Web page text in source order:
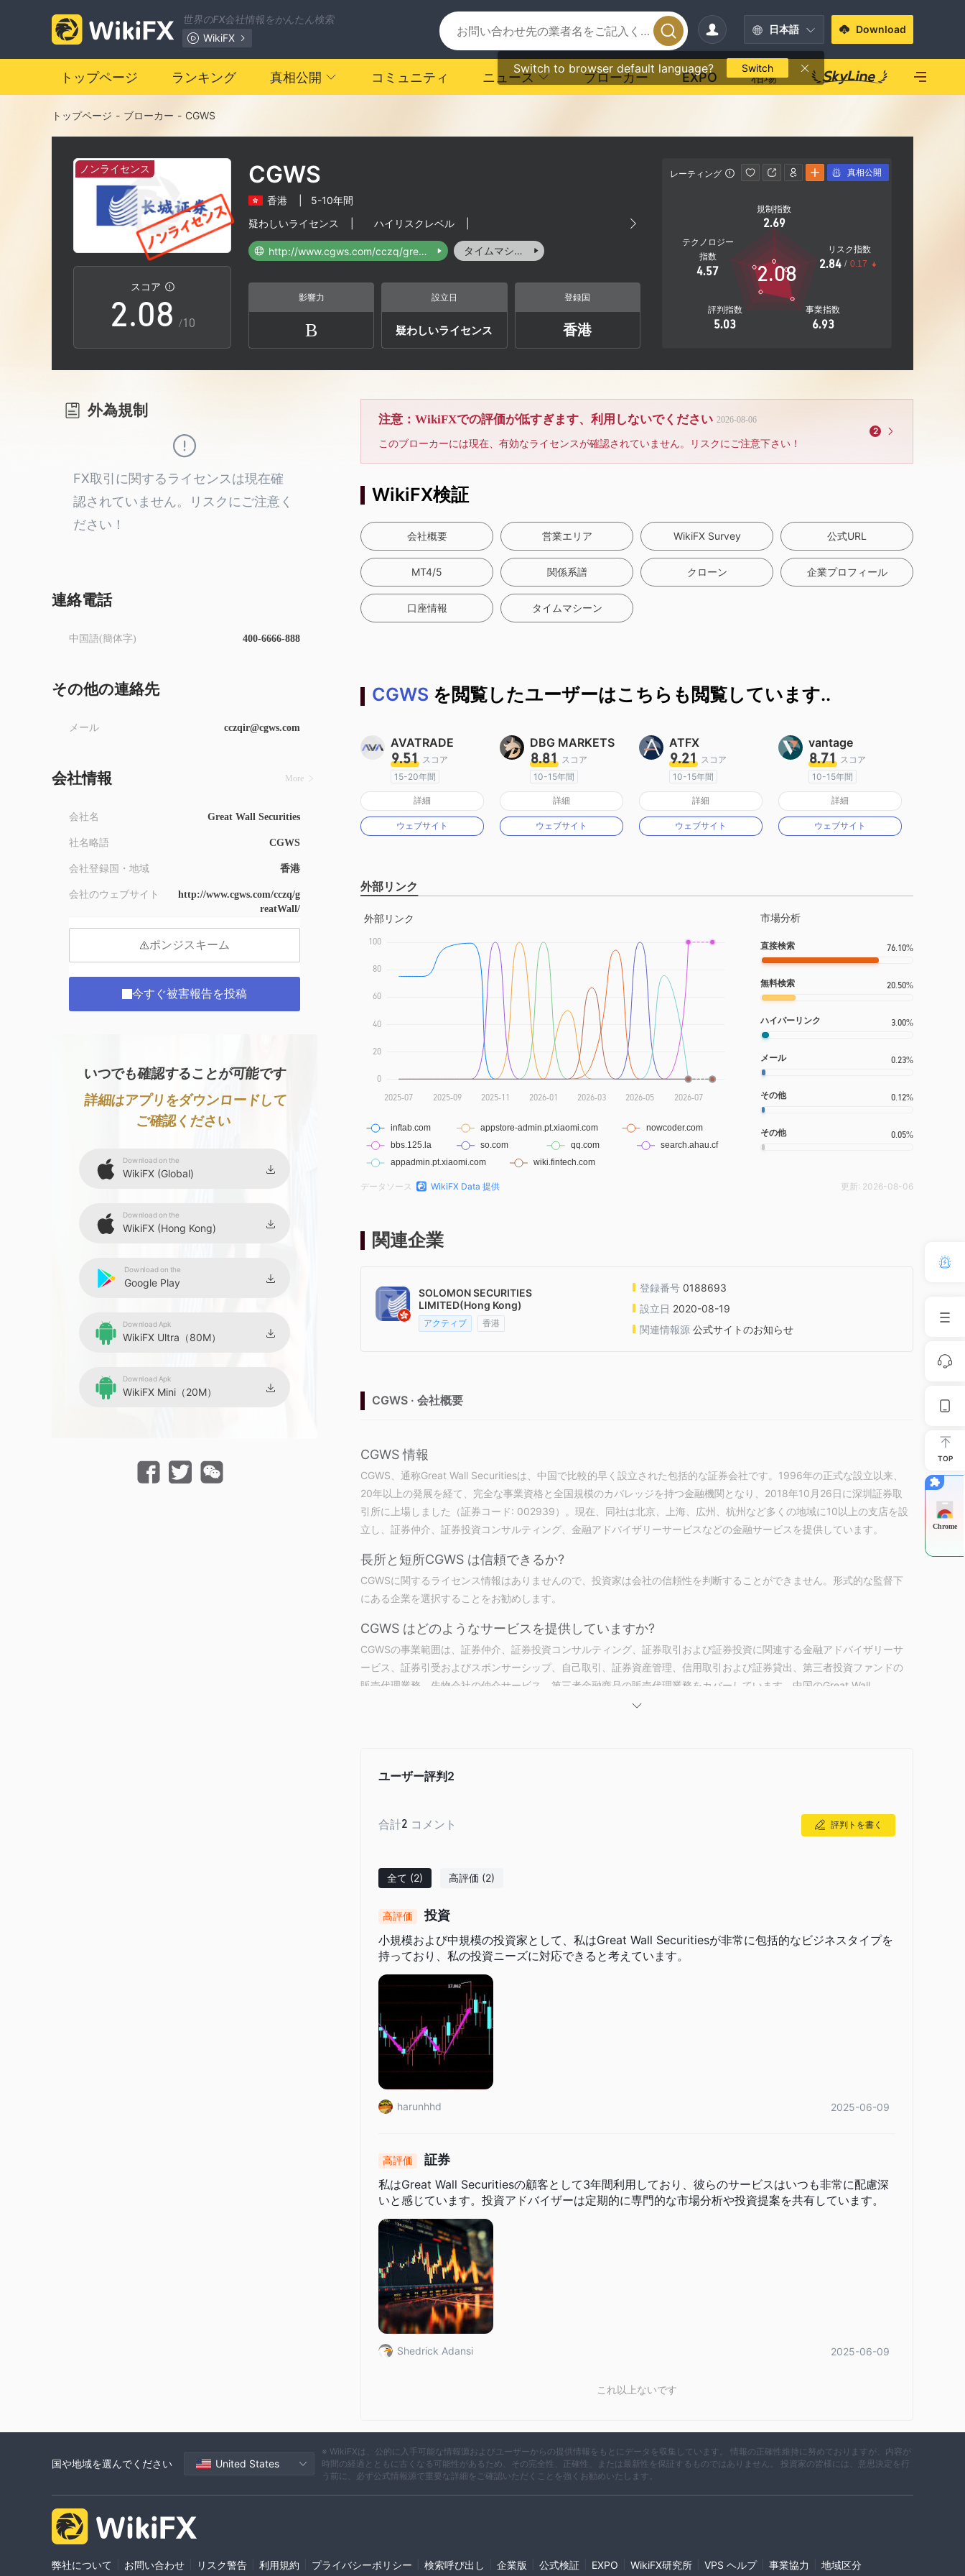
世界のFX会社情報をかんたん検索
WikiFX
日本語
Switch to browser default language? Switch
Download
トップページ ランキング 真相公開 コミュニティ ニュース ブローカー EXPO 相場
トップページ - ブローカー - CGWS
ノンライセンス
スコア
0
1
2
3
4
6
7
9
.0
1
2
4
5
9
1
2
3
4
5
6
7
8
9
/10
CGWS
香港
5-10年間
疑わしいライセンス
ハイリスクレベル
http://www.cgws.com/cczq/greatWall/ タイムマシーン
影響力
B
設立日
疑わしいライセンス
登録国
香港
レーティング
規制指数
2.69
テクノロジー
指数
4.57
評判指数
5.03
事業指数
6.93
リスク指数
2.84 / 0.17
2.08
真相公開
外為規制
FX取引に関するライセンスは現在確
認されていません。リスクにご注意く
ださい！
連絡電話
中国語(簡体字) 400-6666-888
その他の連絡先
メール cczqir@cgws.com
会社情報 More
会社名 Great Wall Securities
社名略語 CGWS
会社登録国・地域 香港
会社のウェブサイト
http://www.cgws.com/cczq/g
reatWall/
ポンジスキーム
今すぐ被害報告を投稿
いつでも確認することが可能です
詳細はアプリをダウンロードして
ご確認ください
Download on the
WikiFX (Global)
Download on the
WikiFX (Hong Kong)
Download on the
Google Play
Download Apk
WikiFX Ultra（80M）
Download Apk
WikiFX Mini（20M）
注意：WikiFXでの評価が低すぎます、利用しないでください 2026-08-06
このブローカーには現在、有効なライセンスが確認されていません。リスクにご注意下さい！
2
WikiFX検証
会社概要 営業エリア WikiFX Survey 公式URL
MT4/5 関係系譜 クローン 企業プロフィール
口座情報 タイムマシーン
CGWS を閲覧したユーザーはこちらも閲覧しています..
AVATRADE
9.51 スコア
15-20年間
オーストラリア規制
マーケットメイキングライセンス（MM）
詳細
ウェブサイト
DBG MARKETS
8.81 スコア
10-15年間
オーストラリア規制
マーケットメイキングライセンス（MM）
詳細
ウェブサイト
ATFX
9.21 スコア
10-15年間
オーストラリア規制
マーケットメイキングライセンス（MM）
詳細
ウェブサイト
vantage
8.71 スコア
10-15年間
オーストラリア規制
マーケットメイキングライセンス（MM）
詳細
ウェブサイト
外部リンク
市場分析
直接検索 76.10%
無料検索 20.50%
ハイパーリンク 3.00%
メール 0.23%
その他 0.12%
その他 0.05%
データソース WikiFX Data 提供 更新: 2026-08-06
関連企業
SOLOMON SECURITIES
LIMITED(Hong Kong)
アクティブ 香港
登録番号 0188693
設立日 2020-08-19
関連情報源 公式サイトのお知らせ
CGWS · 会社概要
CGWS 情報
CGWS、通称Great Wall Securitiesは、中国で比較的早く設立された包括的な証券会社です。1996年の正式な設立以来、
20年以上の発展を経て、完全な事業資格と全国規模のカバレッジを持つ金融機関となり、2018年10月26日に深圳証券取
引所に上場しました（証券コード: 002939）。現在、同社は北京、上海、広州、杭州など多くの地域に10以上の支店を設
立し、証券仲介、証券投資コンサルティング、金融アドバイザリーサービスなどの金融サービスを提供しています。
長所と短所CGWS は信頼できるか?
CGWSに関するライセンス情報はありませんので、投資家は会社の信頼性を判断することができません。形式的な監督下
にある企業を選択することをお勧めします。
CGWS はどのようなサービスを提供していますか?
CGWSの事業範囲は、証券仲介、証券投資コンサルティング、証券取引および証券投資に関連する金融アドバイザリーサ
ービス、証券引受およびスポンサーシップ、自己取引、証券資産管理、信用取引および証券貸出、第三者投資ファンドの
販売代理業務、先物会社の仲介サービス、第三者金融商品の販売代理業務をカバーしています。中国のGreat Wall
Securitiesは、国家の一帯一路イニシアティブにも対応し、香港子会社の設立を申請中であり、企業のグローバル展開を継
Great Wall Securitiesは中国の合法かつ規制された証券会社であることに注意してください。関連する事業ライセンスを取
ユーザー評判 2
合計2 コメント 評判トを書く
全て (2) 高評価 (2)
高評価 投資
小規模および中規模の投資家として、私はGreat Wall Securitiesが非常に包括的なビジネスタイプを
持っており、私の投資ニーズに対応できると考えています。
harunhhd 2025-06-09
高評価 証券
私はGreat Wall Securitiesの顧客として3年間利用しており、彼らのサービスはいつも非常に配慮深
いと感じています。投資アドバイザーは定期的に専門的な市場分析や投資提案を共有しています。
Shedrick Adansi 2025-06-09
これ以上ないです
TOP
Chrome
国や地域を選んでください United States
※ WikiFXは、公的に入手可能な情報源およびユーザーからの提供情報をもとにデータを収集しています。 情報の正確性維持に努めておりますが、内容が
時間の経過とともに古くなる可能性があるため、その完全性、正確性、または最新性を保証するものではありません。 投資家の皆様には、意思決定を行
う前に、必ず公式情報源で重要な詳細をご確認いただくことを強くお勧めいたします。
弊社について お問い合わせ リスク警告 利用規約 プライバシーポリシー 検索呼び出し 企業版 公式検証 EXPO WikiFX研究所 VPS ヘルプ 事業協力 地域区分